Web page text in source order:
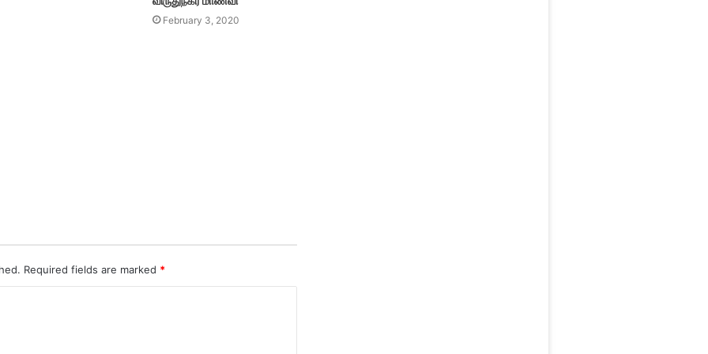
February 3, 2020
Required fields are marked *